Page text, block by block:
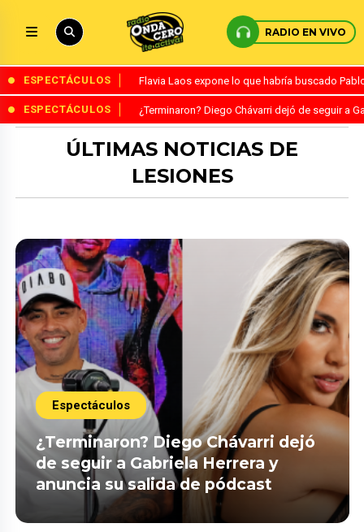
RADIO EN VIVO
ESPECTÁCULOS Flavia Laos expone lo que habría buscado
ESPECTÁCULOS ¿Terminaron? Diego Chávarri dejó de seguir a
ÚLTIMAS NOTICIAS DE
LESIONES
Espectáculos
¿Terminaron? Diego Chávarri dejó
de seguir a Gabriela Herrera y
anuncia su salida de pódcast